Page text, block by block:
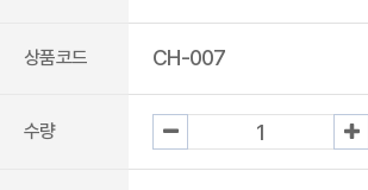
상품코드 CH-007
수량